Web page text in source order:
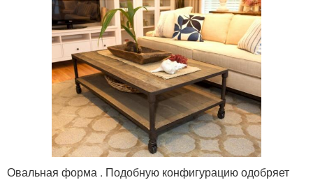
Овальная форма . Подобную конфигурацию одобряет